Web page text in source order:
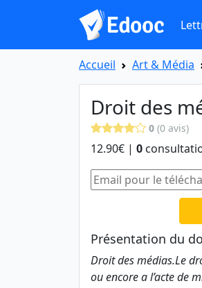
Accueil Art & Média
Droit des
0 (0 avis)
12.90€ | 0
Présentation du
Droit des médias.Le
ou encore a l’acte de